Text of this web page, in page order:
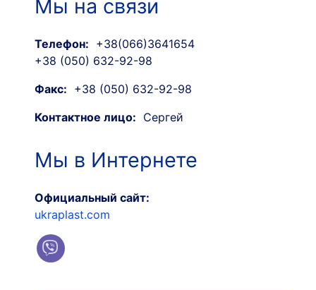
Мы на связи
Телефон: +38(066)3641654
+38 (050) 632-92-98
Факс: +38 (050) 632-92-98
Контактное лицо: Сергей
Мы в Интернете
Официальный сайт:
ukraplast.com